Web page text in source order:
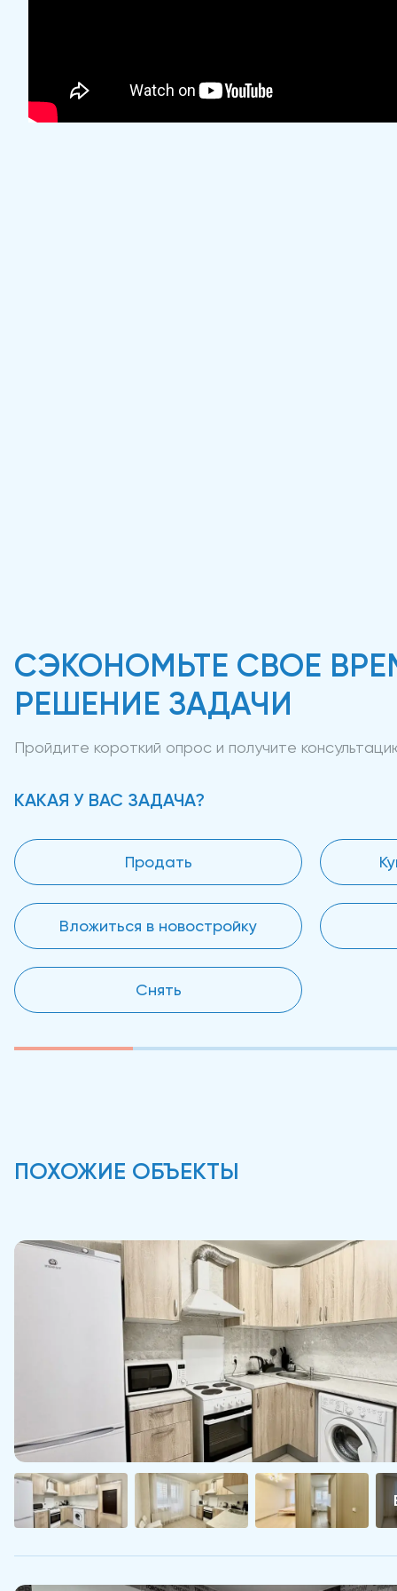
СЭКОНОМЬТЕ СВОЕ
РЕШЕНИЕ ЗАДАЧИ
Пройдите короткий опрос и получите
КАКАЯ У ВАС ЗАДАЧА?
Продать
Вложиться в новостройку
Снять
ПОХОЖИЕ ОБЪЕКТЫ